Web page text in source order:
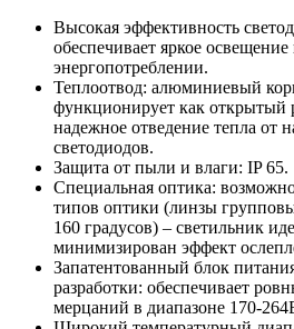
Высокая эффективность
обеспечивает яркое
энергопотреблении.
Теплоотвод: алюминиевый
функционирует как открытый
надежное отведение тепла от
светодиодов.
Защита от пыли и влаги: IP 65.
Специальная оптика:
типов оптики (линзы
160 градусов) – светильник
минимизирован эффект
Запатентованный блок
разработки: обеспечивает
мерцаний в диапазоне 170-